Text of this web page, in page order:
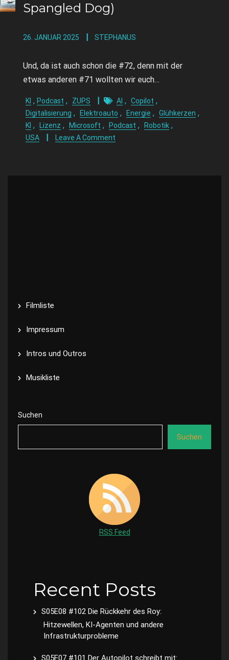
Spangled Dog)
26. JANUAR 2025 STEPHANUS
Und, da ist auch schon die #72, denn mit der
etwas anderen #71 wollten wir euch…
KI , Podcast , ZUPS AI , Copilot ,
Digitalisierung , Elektroauto , Energie , Glühkerzen ,
KI , Lizenz , Microsoft , Podcast , Robotik ,
USA Leave A Comment
Filmliste
Impressum
Intros und Outros
Musikliste
Suchen
Suchen
RSS Feed
Recent Posts
S05E08 #102 Die Rückkehr des Roy:
Hitzewellen, KI-Agenten und andere
Infrastrukturprobleme
S05E07 #101 Der Autopilot schreibt mit: